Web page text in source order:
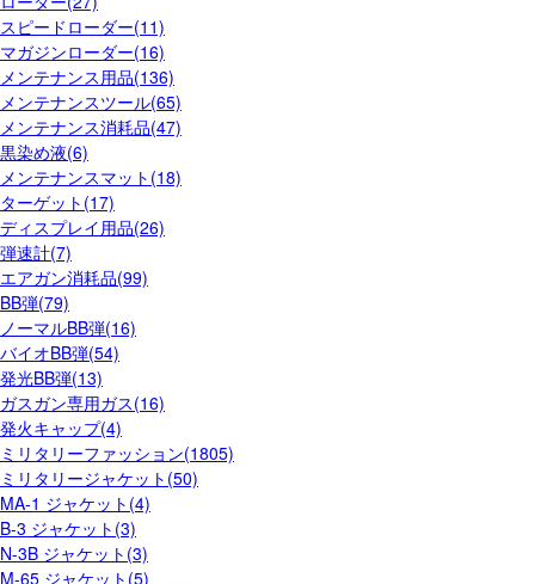
スピードローダー(11)
マガジンローダー(16)
メンテナンス用品(136)
メンテナンスツール(65)
メンテナンス消耗品(47)
黒染め液(6)
メンテナンスマット(18)
ターゲット(17)
ディスプレイ用品(26)
弾速計(7)
エアガン消耗品(99)
BB弾(79)
ノーマルBB弾(16)
バイオBB弾(54)
発光BB弾(13)
ガスガン専用ガス(16)
発火キャップ(4)
ミリタリーファッション(1805)
ミリタリージャケット(50)
MA-1 ジャケット(4)
B-3 ジャケット(3)
N-3B ジャケット(3)
M-65 ジャケット(5)